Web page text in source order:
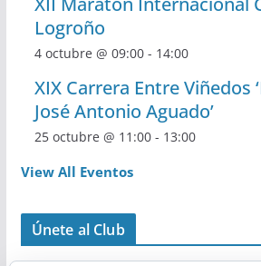
Logroño
4 octubre @ 09:00- 14:00
XIX Carrera Entre Viñedos
José Antonio Aguado’
25 octubre @ 11:00- 13:00
View All Eventos
Únete al Club